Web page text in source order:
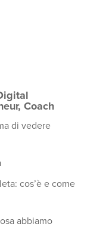
Coach
di vedere
cos’è e come
abbiamo